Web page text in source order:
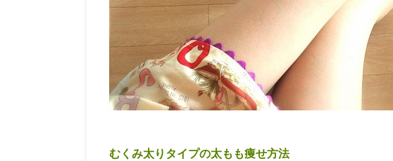
むくみ太りタイプの太もも痩せ方法